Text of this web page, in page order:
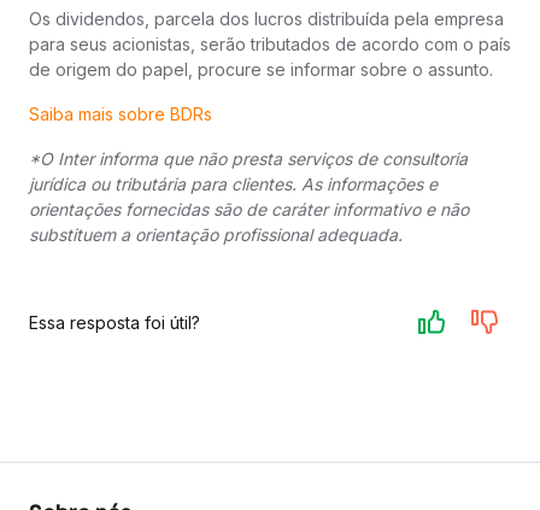
Os dividendos, parcela dos lucros distribuída pela empresa
para seus acionistas, serão tributados de acordo com o país
de origem do papel, procure se informar sobre o assunto.
Saiba mais sobre BDRs
*O Inter informa que não presta serviços de consultoria
jurídica ou tributária para clientes. As informações e
orientações fornecidas são de caráter informativo e não
substituem a orientação profissional adequada.
Essa resposta foi útil?